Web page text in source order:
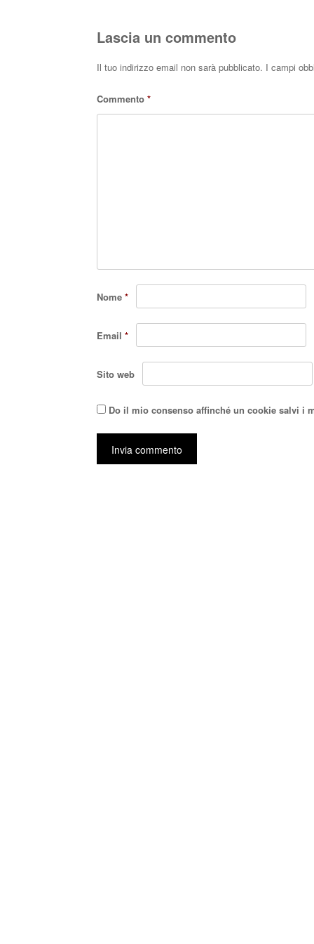
Lascia un commento
Il tuo indirizzo email non sarà pubblicato. I campi
Commento *
Nome *
Email *
Sito web
Do il mio consenso affinché un cookie salvi i